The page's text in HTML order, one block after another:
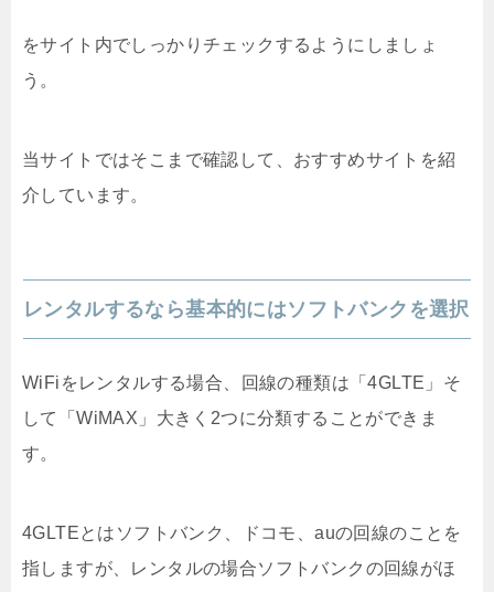
をサイト内でしっかりチェックするようにしましょ
う。
当サイトではそこまで確認して、おすすめサイトを紹
介しています。
レンタルするなら基本的にはソフトバンクを選択
WiFiをレンタルする場合、回線の種類は「4GLTE」そ
して「WiMAX」大きく2つに分類することができま
す。
4GLTEとはソフトバンク、ドコモ、auの回線のことを
指しますが、レンタルの場合ソフトバンクの回線がほ